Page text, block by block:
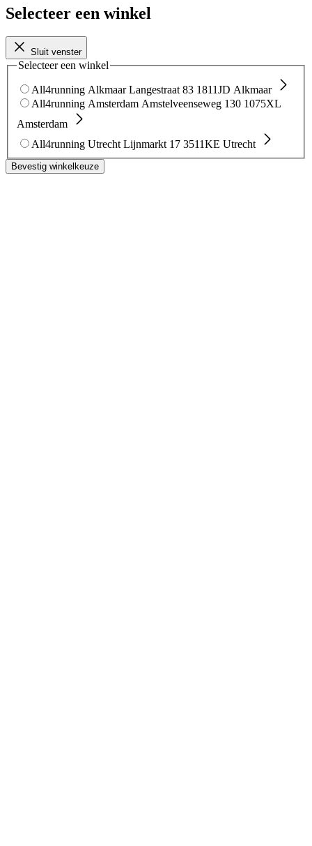
Selecteer een winkel
Sluit venster
Selecteer een winkel
All4running Alkmaar Langestraat 83 1811JD Alkmaar
All4running Amsterdam Amstelveenseweg 130 1075XL
Amsterdam
All4running Utrecht Lijnmarkt 17 3511KE Utrecht
Bevestig winkelkeuze